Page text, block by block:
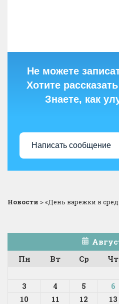
Не можете
Хотите
Знаете, как
Написать сообщение
Новости >«День варежки в
Пн
Вт Ср Чт
3
4 5 6
10
11 12 13